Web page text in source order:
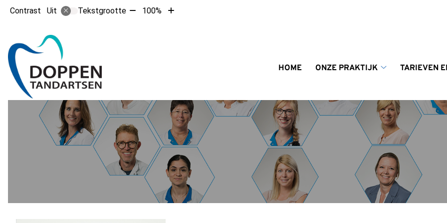
Contrast Uit Tekstgrootte Tekst100%
Tekst
HOME
ONZE PRAKTIJK
TARIEVEN